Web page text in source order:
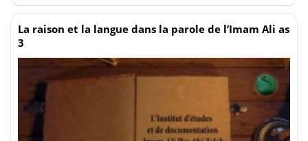
La raison et la langue dans la parole de l’Imam Ali as
3